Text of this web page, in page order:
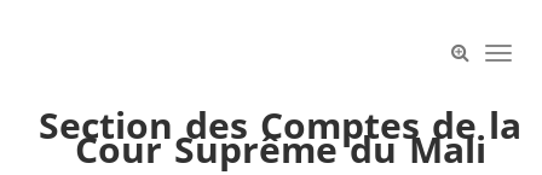
Section des Comptes de la
Cour Suprême du Mali